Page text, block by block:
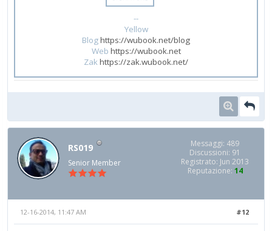
--
Yellow
Bloghttps://wubook.net/blog
Web https://wubook.net
Zakhttps://zak.wubook.net/
RS019
Senior Member
Messaggi: 489
Discussioni: 91
Registrato: Jun 2013
Reputazione: 14
#12
12-16-2014, 11:47 AM